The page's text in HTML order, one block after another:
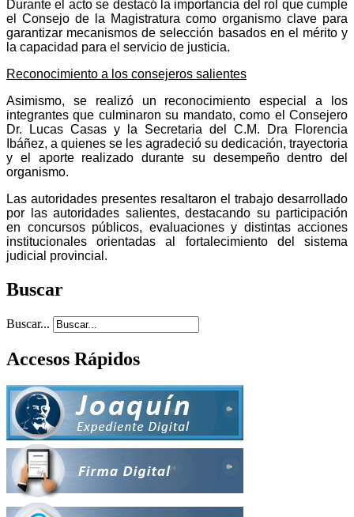
Durante el acto se destacó la importancia del rol que cumple
el Consejo de la Magistratura como organismo clave para
garantizar mecanismos de selección basados en el mérito y
la capacidad para el servicio de justicia.
Reconocimiento a los consejeros salientes
Asimismo, se realizó un reconocimiento especial a los
integrantes que culminaron su mandato, como el Consejero
Dr. Lucas Casas y la Secretaria del C.M. Dra Florencia
Ibáñez, a quienes se les agradeció su dedicación, trayectoria
y el aporte realizado durante su desempeño dentro del
organismo.
Las autoridades presentes resaltaron el trabajo desarrollado
por las autoridades salientes, destacando su participación
en concursos públicos, evaluaciones y distintas acciones
institucionales orientadas al fortalecimiento del sistema
judicial provincial.
Buscar
Buscar...
Accesos Rápidos